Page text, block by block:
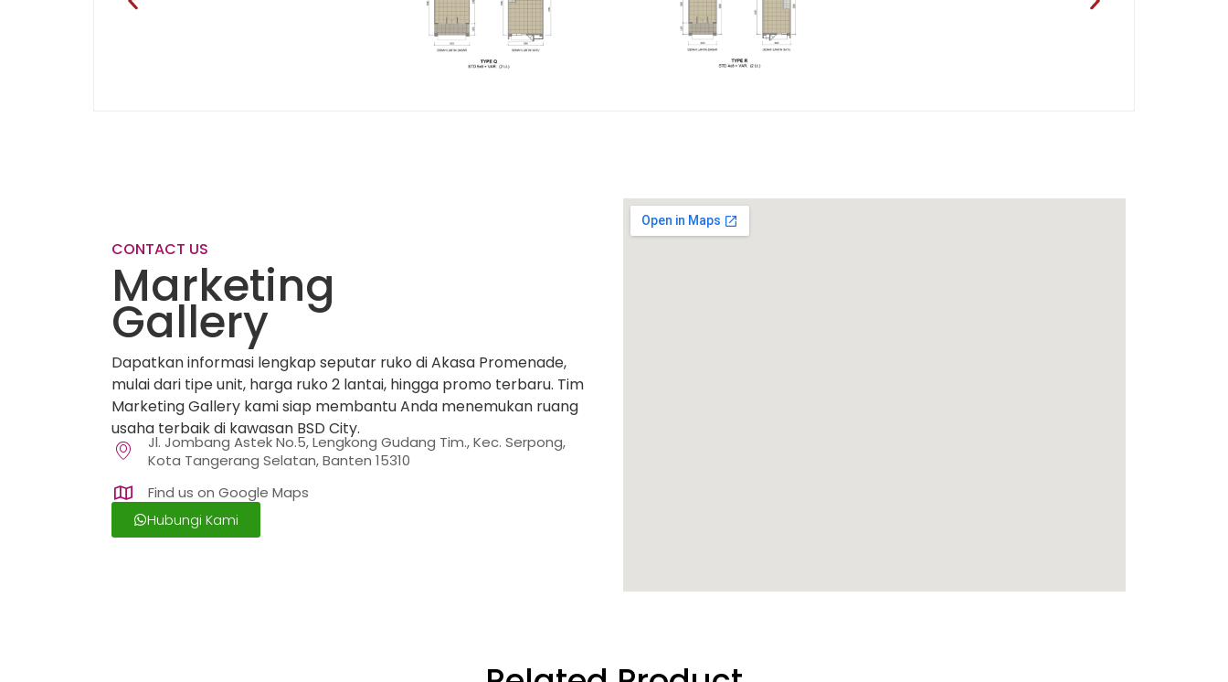
CONTACT US
Marketing
Gallery
Dapatkan informasi lengkap seputar ruko di Akasa Promenade,
mulai dari tipe unit, harga ruko 2 lantai, hingga promo terbaru. Tim
Marketing Gallery kami siap membantu Anda menemukan ruang
usaha terbaik di kawasan BSD City.
Jl. Jombang Astek No.5, Lengkong Gudang Tim., Kec. Serpong,
Kota Tangerang Selatan, Banten 15310
Find us on Google Maps
Hubungi Kami